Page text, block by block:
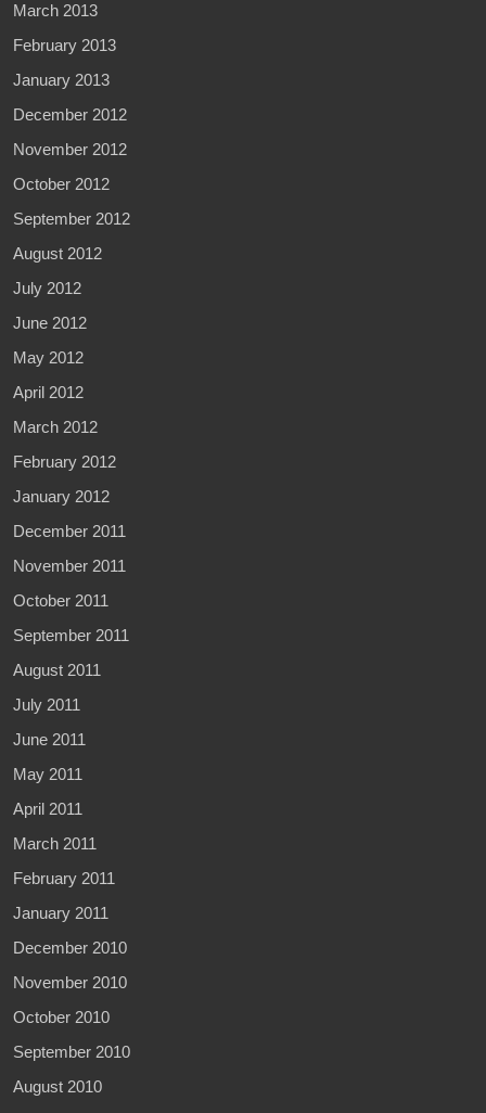
March 2013
February 2013
January 2013
December 2012
November 2012
October 2012
September 2012
August 2012
July 2012
June 2012
May 2012
April 2012
March 2012
February 2012
January 2012
December 2011
November 2011
October 2011
September 2011
August 2011
July 2011
June 2011
May 2011
April 2011
March 2011
February 2011
January 2011
December 2010
November 2010
October 2010
September 2010
August 2010